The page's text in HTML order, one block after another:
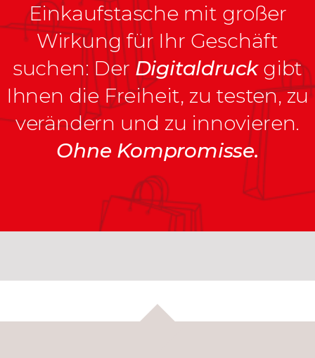
Einkaufstasche mit großer
Wirkung für Ihr Geschäft
suchen: Der Digitaldruckgibt
Ihnen die Freiheit, zu testen, zu
verändern und zu innovieren.
Ohne Kompromisse.